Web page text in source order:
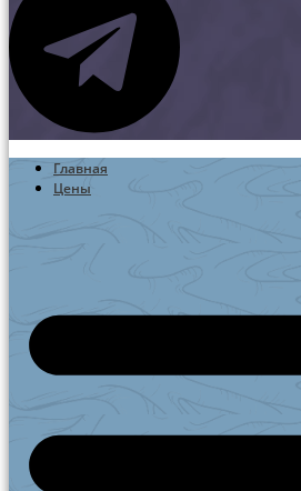
Главная
Цены